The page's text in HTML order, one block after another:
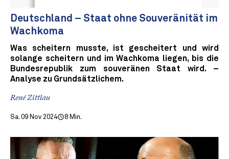
Deutschland – Staat ohne Souveränität im
Wachkoma
Was scheitern musste, ist gescheitert und wird
solange scheitern und im Wachkoma liegen, bis die
Bundesrepublik zum souveränen Staat wird. –
Analyse zu Grundsätzlichem.
René Zittlau
Sa. 09 Nov 2024 8 Min.